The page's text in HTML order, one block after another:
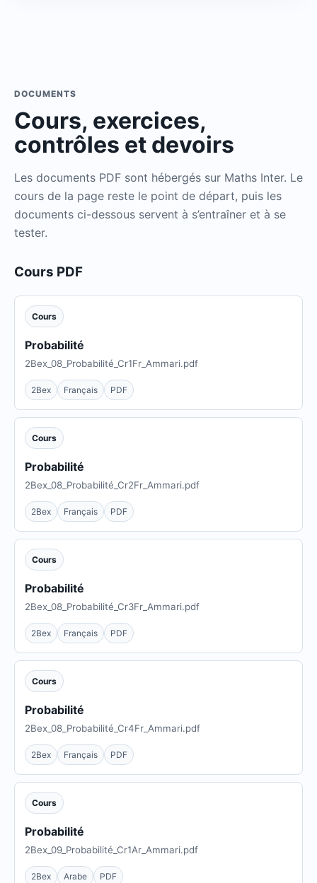
DOCUMENTS
Cours, exercices,
contrôles et devoirs
Les documents PDF sont hébergés sur Maths Inter. Le
cours de la page reste le point de départ, puis les
documents ci-dessous servent à s’entraîner et à se
tester.
Cours PDF
Cours
Probabilité
2Bex_08_Probabilité_Cr1Fr_Ammari.pdf
2Bex Français PDF
Cours
Probabilité
2Bex_08_Probabilité_Cr2Fr_Ammari.pdf
2Bex Français PDF
Cours
Probabilité
2Bex_08_Probabilité_Cr3Fr_Ammari.pdf
2Bex Français PDF
Cours
Probabilité
2Bex_08_Probabilité_Cr4Fr_Ammari.pdf
2Bex Français PDF
Cours
Probabilité
2Bex_09_Probabilité_Cr1Ar_Ammari.pdf
2Bex Arabe PDF